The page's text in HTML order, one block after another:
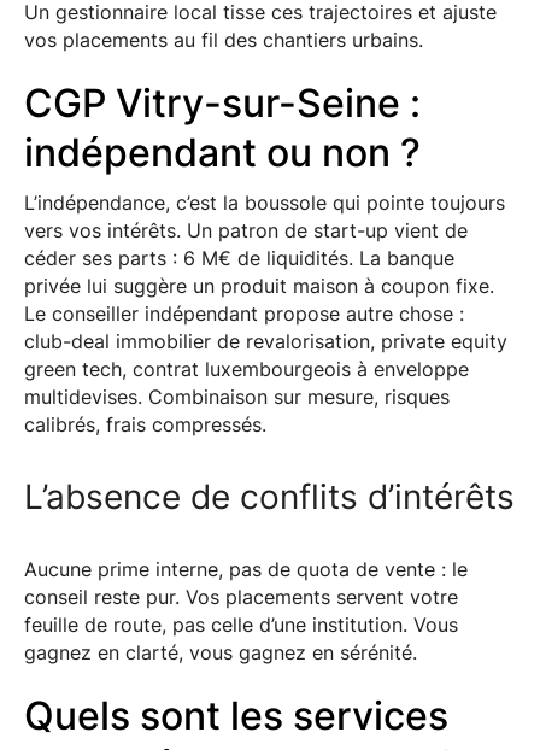
Un gestionnaire local tisse ces trajectoires et ajuste
vos placements au fil des chantiers urbains.
CGP Vitry-sur-Seine :
indépendant ou non ?
L’indépendance, c’est la boussole qui pointe toujours
vers vos intérêts. Un patron de start-up vient de
céder ses parts : 6 M€ de liquidités. La banque
privée lui suggère un produit maison à coupon fixe.
Le conseiller indépendant propose autre chose :
club-deal immobilier de revalorisation, private equity
green tech, contrat luxembourgeois à enveloppe
multidevises. Combinaison sur mesure, risques
calibrés, frais compressés.
L’absence de conflits d’intérêts
Aucune prime interne, pas de quota de vente : le
conseil reste pur. Vos placements servent votre
feuille de route, pas celle d’une institution. Vous
gagnez en clarté, vous gagnez en sérénité.
Quels sont les services